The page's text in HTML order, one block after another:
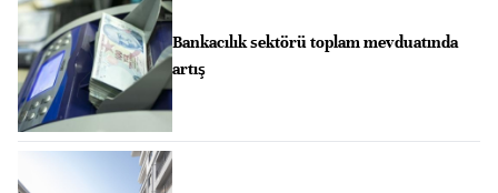
Bankacılık sektörü toplam mevduatında
artış